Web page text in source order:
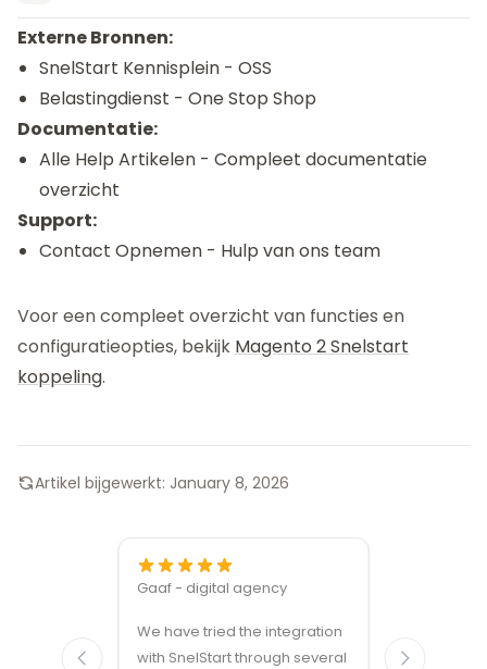
Externe Bronnen:
SnelStart Kennisplein - OSS
Belastingdienst - One Stop Shop
Documentatie:
Alle Help Artikelen - Compleet documentatie
overzicht
Support:
Contact Opnemen - Hulp van ons team
Voor een compleet overzicht van functies en
configuratieopties, bekijk Magento 2 Snelstart
koppeling.
Artikel bijgewerkt: January 8, 2026
Gaaf - digital agency
We have tried the integration
with SnelStart through several
modules